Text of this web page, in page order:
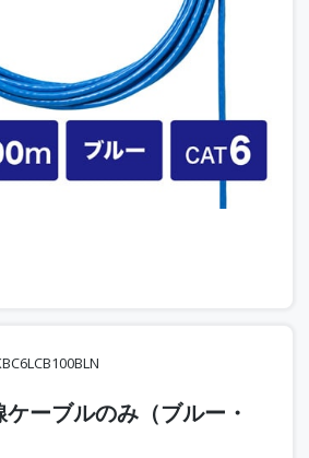
ーブルのみ（ブルー・